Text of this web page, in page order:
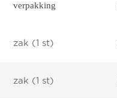
verpakking
zak (1 st)
zak (1 st)